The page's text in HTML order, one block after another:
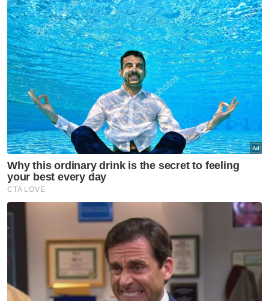
Artikel Berkaitan:
'Kami pernah dedah pencerobohan hutan Raub
punca banjir lumpur' - Geram
Tolak sebarang skim pemutihan, rundingan dengan
penceroboh tanah - PSAP
Aktivis saran beku aset penceroboh, kembalikan
hasil kerajaan
[VIDEO] Sultan Pahang tinjau hutan Raub yang
diceroboh
Muat turun aplikasi Sinar Harian.
Pertanian